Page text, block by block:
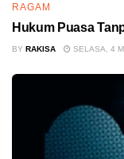
RAGAM
Hukum Puasa
BY RAKISA SELASA, 4